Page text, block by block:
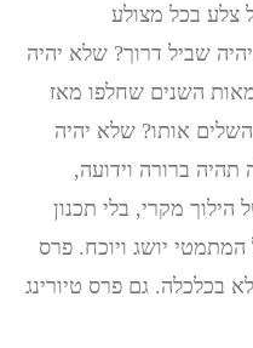
צלע בכל מצולע
שביל דרוך? שלא יהיה
השנים שחלפו מאז
אותו? שלא יהיה
ברורה וידועה,
מקרי, בלי תכנון
המתמטי יושג ויוכח. פרס
בכלכלה. גם פרס טיורינג